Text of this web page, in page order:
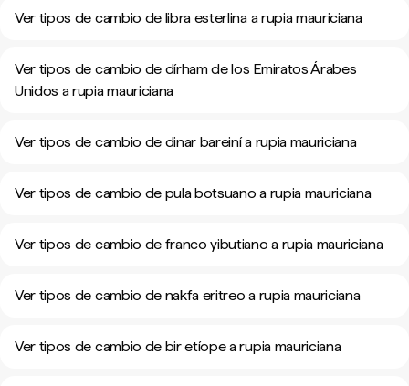
Ver tipos de cambio de libra esterlina a rupia mauriciana
Ver tipos de cambio de dírham de los Emiratos Árabes
Unidos a rupia mauriciana
Ver tipos de cambio de dinar bareiní a rupia mauriciana
Ver tipos de cambio de pula botsuano a rupia mauriciana
Ver tipos de cambio de franco yibutiano a rupia mauriciana
Ver tipos de cambio de nakfa eritreo a rupia mauriciana
Ver tipos de cambio de bir etíope a rupia mauriciana